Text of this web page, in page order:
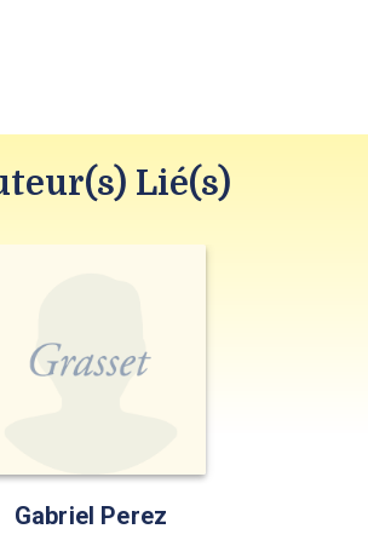
Lié(s)
Gabriel Perez